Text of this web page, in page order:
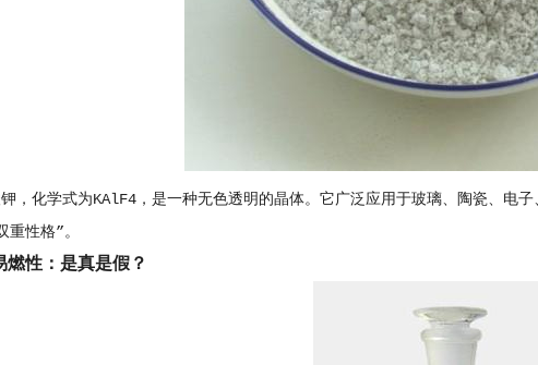
，化学式为KAlF4，是一种无色透明的晶体。它广泛应用于玻璃、陶瓷、电
重性格”。
燃性：是真是假？